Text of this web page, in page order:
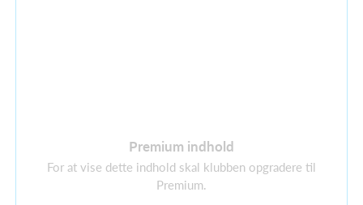
Premium indhold
For at vise dette indhold skal klubben opgradere til
Premium.